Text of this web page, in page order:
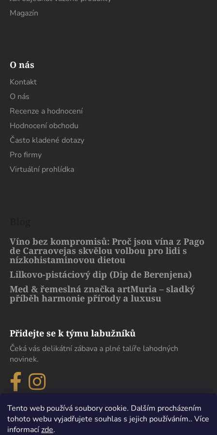
Tento web používá soubory cookie. Dalším procházením
tohoto webu vyjadřujete souhlas s jejich používáním.. Více
informacízde.
Magazín
O nás
Kontakt
O nás
Recenze a hodnocení
Hodnocení obchodu
Často kladené dotazy
Pro firmy
Virtuální prohlídka
Víno bez kompromisů: Proč jsou vína z Pago
de Carraovejas skvělou volbou pro lidi s
nízkohistaminovou dietou
Lilkovo-pistáciový dip (Dip de Berenjena)
Med & řemeslná značka artMuria – sladký
příběh harmonie přírody a luxusu
Přidejte se k týmu labužníků
Čeká vás delikátní zábava a plné talíře lahodných
novinek.